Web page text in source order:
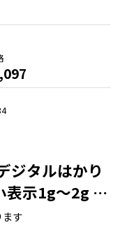
ジタルはかり
表示1g～2g ひ
ます